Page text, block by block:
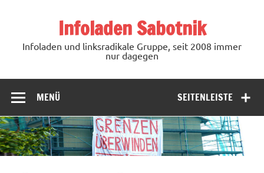
Infoladen Sabotnik
Infoladen und linksradikale Gruppe, seit 2008 immer
nur dagegen
SEITENLEISTE
MENÜ